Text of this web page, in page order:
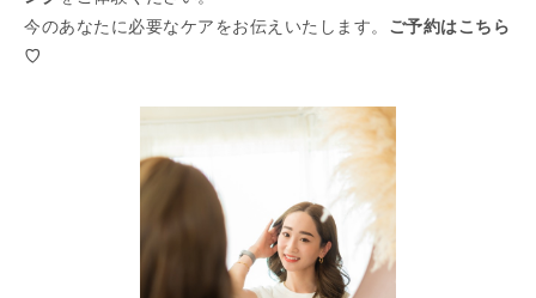
今のあなたに必要なケアをお伝えいたします。 ご予約はこちら
♡